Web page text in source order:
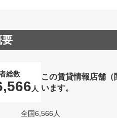
総数
人
この賃貸情報店舗
います。
全国6,566人